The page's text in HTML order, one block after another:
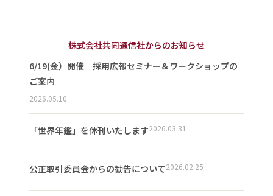
株式会社共同通信社からのお知らせ
6/19(金）開催 採用広報セミナー＆ワークショップの
ご案内
2026.05.10
「世界年鑑」を休刊いたします2026.03.31
公正取引委員会からの勧告について2026.02.25